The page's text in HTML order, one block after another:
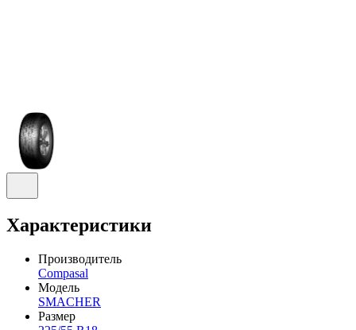
Характеристики
Производитель
Compasal
Модель
SMACHER
Размер